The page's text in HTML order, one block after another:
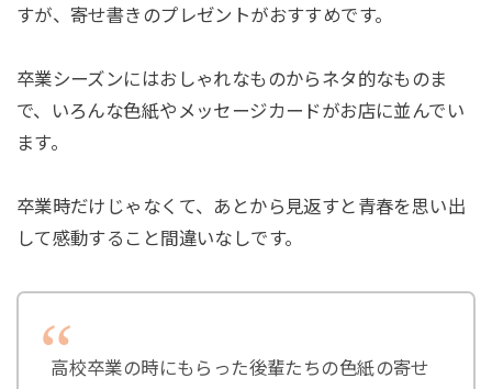
すが、寄せ書きのプレゼントがおすすめです。
卒業シーズンにはおしゃれなものからネタ的なものま
で、いろんな色紙やメッセージカードがお店に並んでい
ます。
卒業時だけじゃなくて、あとから見返すと青春を思い出
して感動すること間違いなしです。
高校卒業の時にもらった後輩たちの色紙の寄せ